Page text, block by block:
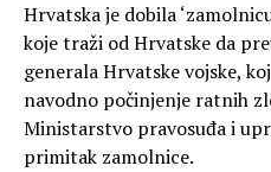
Hrvatska je dobila
koje traži od Hrvatske da
generala Hrvatske vojske,
navodno počinjenje ratnih
Ministarstvo pravosuđa i
primitak zamolnice.